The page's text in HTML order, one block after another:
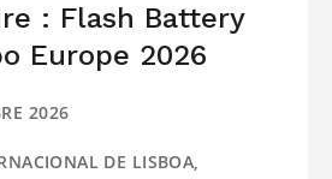
: Flash Battery
Europe 2026
2026
DE LISBOA,